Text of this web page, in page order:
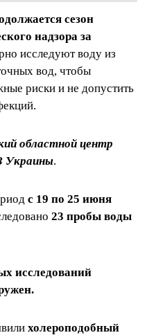
сезон
надзора за
исследуют воду из
вод, чтобы
риски и не допустить
областной центр
Украины.
с 19 по 25 июня
23 пробы воды
исследований
холероподобный